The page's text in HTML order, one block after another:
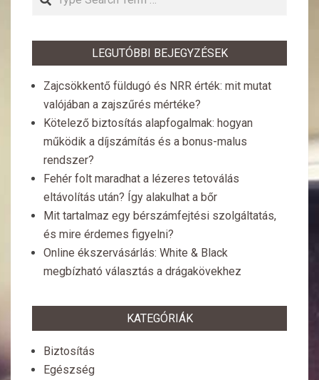
LEGUTÓBBI BEJEGYZÉSEK
Zajcsökkentő füldugó és NRR érték: mit mutat
valójában a zajszűrés mértéke?
Kötelező biztosítás alapfogalmak: hogyan
működik a díjszámítás és a bonus-malus
rendszer?
Fehér folt maradhat a lézeres tetoválás
eltávolítás után? Így alakulhat a bőr
Mit tartalmaz egy bérszámfejtési szolgáltatás,
és mire érdemes figyelni?
Online ékszervásárlás: White & Black
megbízható választás a drágakövekhez
KATEGÓRIÁK
Biztosítás
Egészség